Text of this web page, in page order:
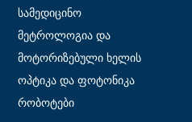
ავტომატიზაცია
სამედიცინო
მეტროლოგია და
ტესტირება
მოტორიზებული ხელის
მოწყობილობები
ოპტიკა და ფოტონიკა
რობოტები